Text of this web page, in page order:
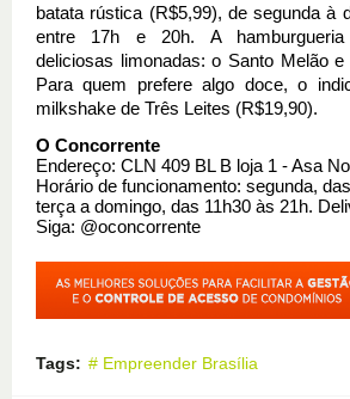
batata rústica (R$5,99), de segunda à
entre 17h e 20h. A hamburgueria
deliciosas limonadas: o Santo Melão
Para quem prefere algo doce, o
milkshake de Três Leites (R$19,90).
O Concorrente
Endereço: CLN 409 BL B loja 1 - Asa
Horário de funcionamento: segunda,
terça a domingo, das 11h30 às 21h.
Siga: @oconcorrente
Tags: # Empreender Brasília